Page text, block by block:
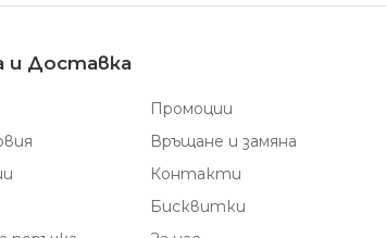
и Доставка
Промоции
Връщане и замяна
Контакти
Бисквитки